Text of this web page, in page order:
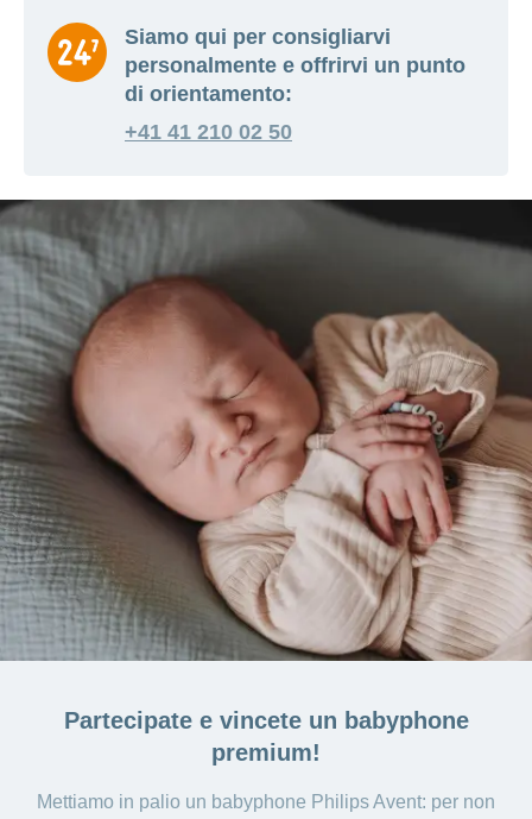
Siamo qui per consigliarvi
personalmente e offrirvi un punto
di orientamento:
+41 41 210 02 50
Partecipate e vincete un babyphone
premium!
Mettiamo in palio un babyphone Philips Avent: per non